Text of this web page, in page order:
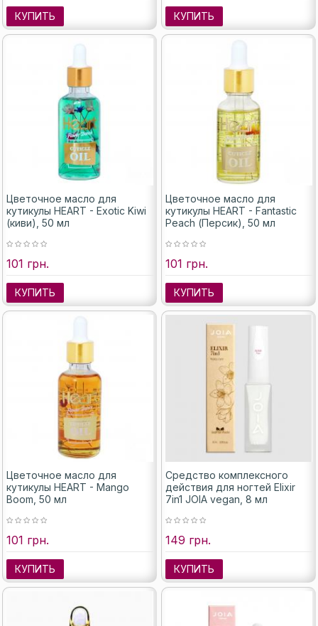
КУПИТЬ КУПИТЬ
Цветочное масло для
кутикулы HEART - Exotic Kiwi
(киви), 50 мл
101 грн.
КУПИТЬ
Цветочное масло для
кутикулы HEART - Fantastic
Peach (Персик), 50 мл
101 грн.
КУПИТЬ
Цветочное масло для
кутикулы HEART - Mango
Boom, 50 мл
101 грн.
КУПИТЬ
Средство комплексного
действия для ногтей Elixir
7in1 JOIA vegan, 8 мл
149 грн.
КУПИТЬ